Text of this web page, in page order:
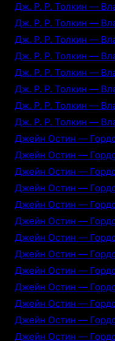
Дж. Р. Р. Толкин —
Дж. Р. Р. Толкин —
Дж. Р. Р. Толкин —
Дж. Р. Р. Толкин —
Дж. Р. Р. Толкин —
Дж. Р. Р. Толкин —
Дж. Р. Р. Толкин —
Дж. Р. Р. Толкин —
Джейн Остин —
Джейн Остин —
Джейн Остин —
Джейн Остин —
Джейн Остин —
Джейн Остин —
Джейн Остин —
Джейн Остин —
Джейн Остин —
Джейн Остин —
Джейн Остин —
Джейн Остин —
Джейн Остин —